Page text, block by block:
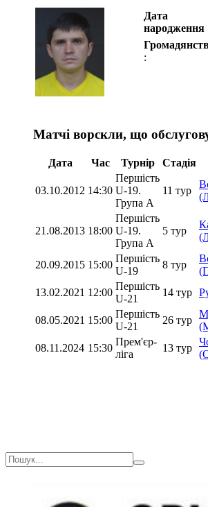
Дата
народження
:
Матчі ворскли, що
Дата Час Турнір Стадія
03.10.2012 14:30
Першість
U-19.
Група А
11 тур
21.08.2013 18:00
Першість
U-19.
Група А
5 тур
20.09.2015 15:00
Першість
U-19
8 тур
13.02.2021 12:00
Першість
U-21
14 тур
08.05.2021 15:00
Першість
U-21
26 тур
08.11.2024 15:30
Прем'єр-
ліга
13 тур